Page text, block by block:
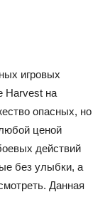
игровых
Harvest на
опасных, но
ценой
действий
без улыбки, а
Данная